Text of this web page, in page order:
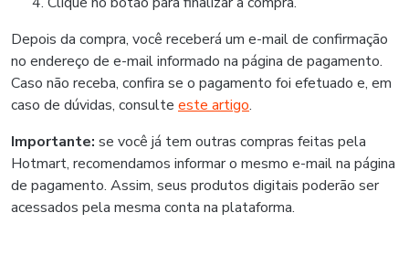
Depois da compra, você receberá um e-mail de confirmação
no endereço de e-mail informado na página de pagamento.
Caso não receba, confira se o pagamento foi efetuado e, em
caso de dúvidas, consulte este artigo.
Importante: se você já tem outras compras feitas pela
Hotmart, recomendamos informar o mesmo e-mail na página
de pagamento. Assim, seus produtos digitais poderão ser
acessados pela mesma conta na plataforma.